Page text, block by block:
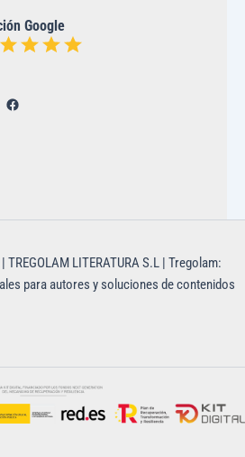
Google
LITERATURA S.L | Tregolam:
para autores y soluciones de contenidos